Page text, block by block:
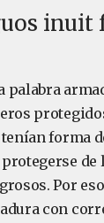
inuit
palabra
forma
de
Por
con